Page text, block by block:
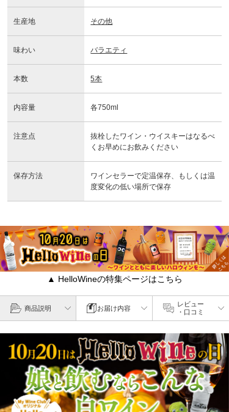
生産地 その他
味わい バラエティ
本数 5本
内容量 各750ml
注意点
抜栓したワイン・ウイスキーはなるべ
くお早めにお飲みください
保存方法
ワインセラーで定温保存、もしくは温
度変化の低い場所で保存
▲ HelloWineの特集ページはこちら
商品説明 お届け内容
レビュー
・口コミ